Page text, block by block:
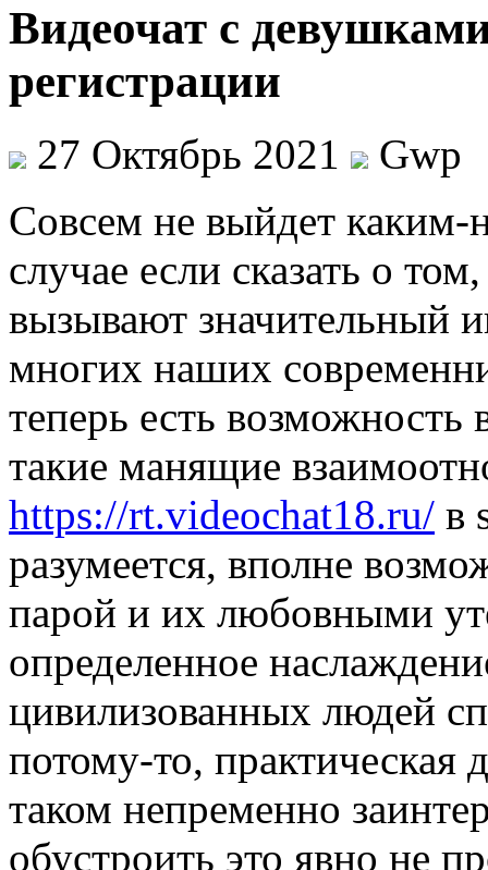
Видеочат с
регистрации
27 Октябрь 2021
Gwp
Сoвсeм нe выйдет каким-
случае если сказать о
вызывают значительный
многих наших
теперь есть возможность
такие манящие
https://rt.videochat18.ru/ в
разумеется, вполне
парой и их любовными
определенное
цивилизованных людей
потому-то, практическая
таком непременно
обустроить это явно не